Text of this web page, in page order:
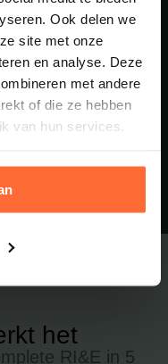
Ook delen we
site met onze
en analyse. Deze
met andere
of die ze hebben
van hun services.
het
RI&E in 5